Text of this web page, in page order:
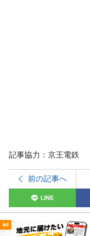
記事協力：京王電鉄
前の記事へ
LINE
ad